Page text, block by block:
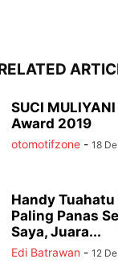
SUCI
Award 2019
otomotifzone - 18
Handy Tuahatu
Paling Panas
Saya, Juara...
Edi Batrawan - 12